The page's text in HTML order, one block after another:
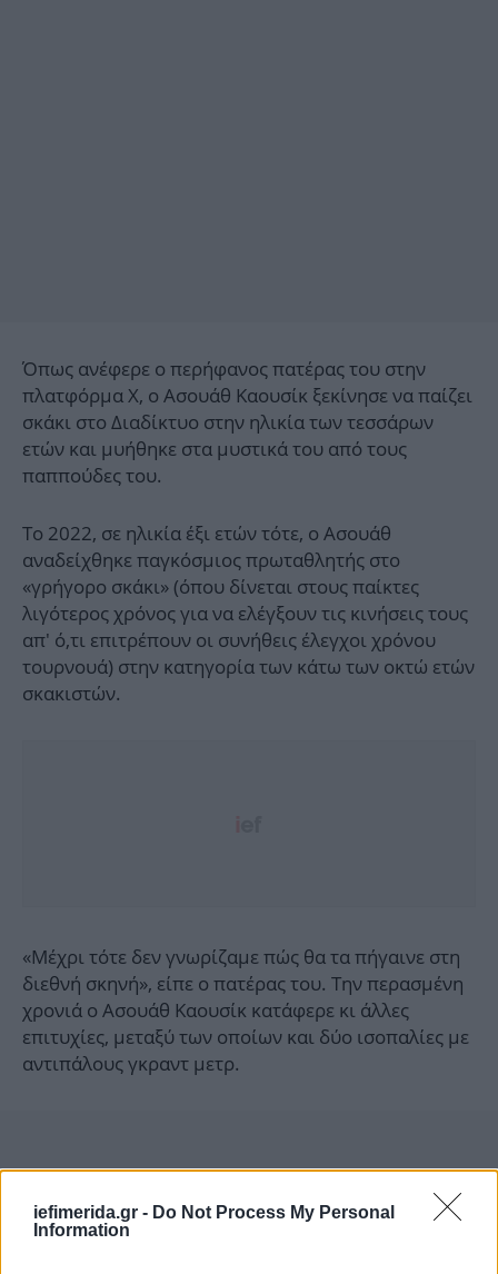
iefimerida.gr - Do Not Process My Personal
Information
Όπως ανέφερε ο περήφανος πατέρας του στην
πλατφόρμα X, ο Ασουάθ Καουσίκ ξεκίνησε να παίζει
σκάκι στο Διαδίκτυο στην ηλικία των τεσσάρων
ετών και μυήθηκε στα μυστικά του από τους
παππούδες του.
Το 2022, σε ηλικία έξι ετών τότε, ο Ασουάθ
αναδείχθηκε παγκόσμιος πρωταθλητής στο
«γρήγορο σκάκι» (όπου δίνεται στους παίκτες
λιγότερος χρόνος για να ελέγξουν τις κινήσεις τους
απ' ό,τι επιτρέπουν οι συνήθεις έλεγχοι χρόνου
τουρνουά) στην κατηγορία των κάτω των οκτώ ετών
σκακιστών.
«Μέχρι τότε δεν γνωρίζαμε πώς θα τα πήγαινε στη
διεθνή σκηνή», είπε ο πατέρας του. Την περασμένη
χρονιά ο Ασουάθ Καουσίκ κατάφερε κι άλλες
επιτυχίες, μεταξύ των οποίων και δύο ισοπαλίες με
αντιπάλους γκραντ μετρ.